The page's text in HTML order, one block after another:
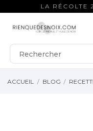
LA RÉCOLTE
ACCUEIL BLOG